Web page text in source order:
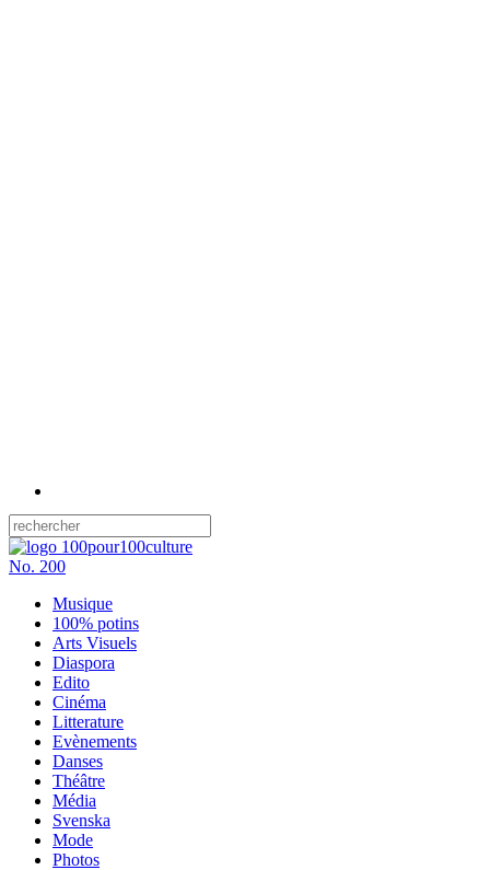
No. 200
Musique
100% potins
Arts Visuels
Diaspora
Edito
Cinéma
Litterature
Evènements
Danses
Théâtre
Média
Svenska
Mode
Photos